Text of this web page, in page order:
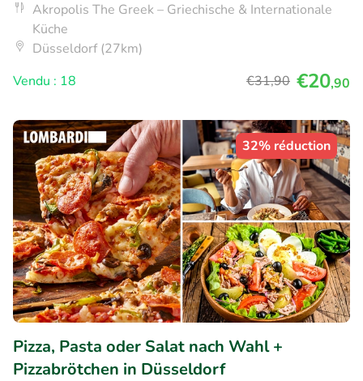
Akropolis The Greek – Griechische & Internationale
Küche
Düsseldorf (27km)
Vendu : 18
€31,90 €20,90
32% réduction
Pizza, Pasta oder Salat nach Wahl +
Pizzabrötchen in Düsseldorf